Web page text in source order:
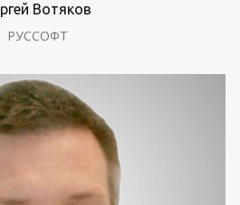
Вотяков
РУССОФТ